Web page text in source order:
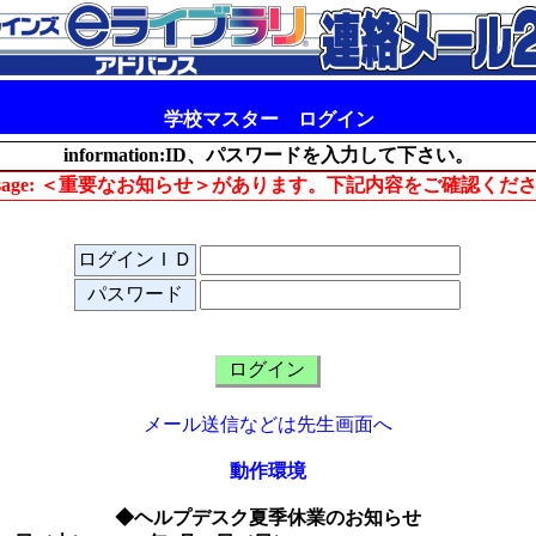
学校マスター ログイン
information:ID、パスワードを入力して下さい。
＜重要なお知らせ＞があります。下記内容をご確認くだ
ログインＩＤ
パスワード
メール送信などは先生画面へ
動作環境
◆ヘルプデスク夏季休業のお知らせ